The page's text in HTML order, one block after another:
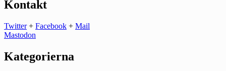
Kontakt
Twitter+ Facebook + Mail
Mastodon
Kategorierna